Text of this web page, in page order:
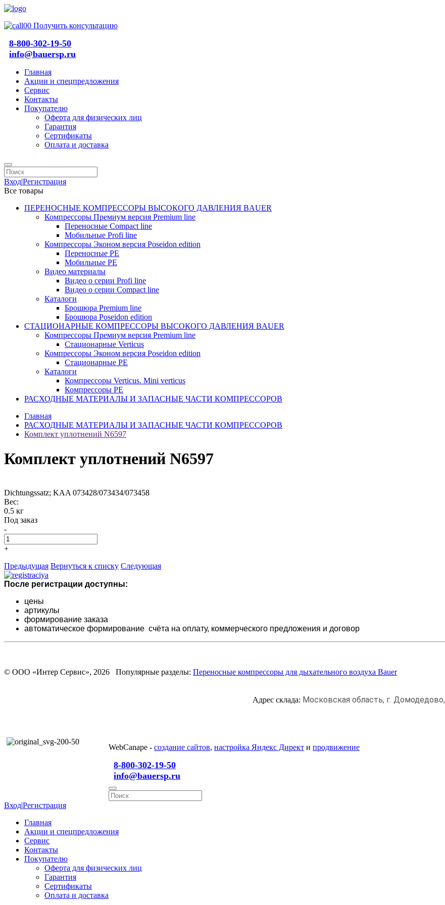
Получить консультацию
8-800-302-19-50
info@bauersp.ru
Главная
Акции и спецпредложения
Сервис
Контакты
Покупателю
Оферта для физических лиц
Гарантия
Сертификаты
Оплата и доставка
Вход|Регистрация
Все товары
ПЕРЕНОСНЫЕ КОМПРЕССОРЫ ВЫСОКОГО ДАВЛЕНИЯ BAUER
Компрессоры Премиум версия Premium line
Переносные Compact line
Мобильные Profi line
Компрессоры Эконом версия Poseidon edition
Переносные PE
Мобильные PE
Видео материалы
Видео о серии Profi line
Видео о серии Compact line
Каталоги
Брошюра Premium line
Брошюра Poseidon edition
СТАЦИОНАРНЫЕ КОМПРЕССОРЫ ВЫСОКОГО ДАВЛЕНИЯ BAUER
Компрессоры Премиум версия Premium line
Стационарные Verticus
Компрессоры Эконом версия Poseidon edition
Стационарные PE
Каталоги
Компрессоры Verticus. Mini verticus
Компрессоры PE
РАСХОДНЫЕ МАТЕРИАЛЫ И ЗАПАСНЫЕ ЧАСТИ КОМПРЕССОРОВ
Главная
РАСХОДНЫЕ МАТЕРИАЛЫ И ЗАПАСНЫЕ ЧАСТИ КОМПРЕССОРОВ
Комплект уплотнений N6597
Комплект уплотнений N6597
Dichtungssatz; KAA 073428/073434/073458
Вес:
0.5 кг
Под заказ
-
+
Предыдущая Вернуться к списку Следующая
После регистрации доступны:
цены
артикулы
формирование заказа
автоматическое формирование счёта на оплату, коммерческого предложения и договор
© ООО «Интер Сервис», 2026 Популярные разделы: Переносные компрессоры для дыхательного воздуха Bauer
Адрес склада: Московская область, г. Домодедово,
WebCanape - создание сайтов, настройка Яндекс Директ и продвижение
8-800-302-19-50
info@bauersp.ru
Вход|Регистрация
Главная
Акции и спецпредложения
Сервис
Контакты
Покупателю
Оферта для физических лиц
Гарантия
Сертификаты
Оплата и доставка